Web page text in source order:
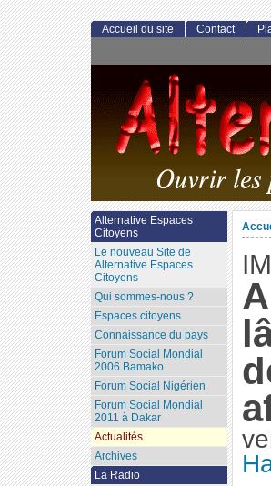
Accueil du site Contact
Alternative Espaces
Citoyens
Le nouveau Site de
Alternative Espaces
Citoyens
Qui sommes-nous ?
Espaces citoyens
Connaissance du pays
Forum Social Mondial
2006 Bamako
Forum Social Nigérien
Forum Social Mondial
2011 à Dakar
Actualités
Archives
La Radio